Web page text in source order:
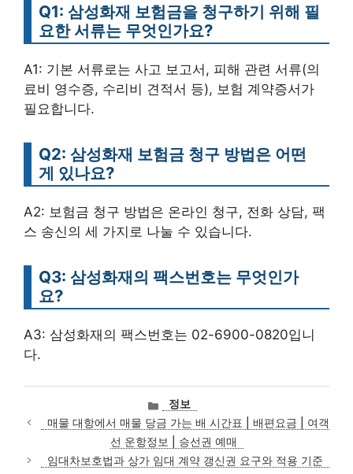
Q1: 삼성화재 보험금을 청구하기 위해 필
요한 서류는 무엇인가요?
A1: 기본 서류로는 사고 보고서, 피해 관련 서류(의
료비 영수증, 수리비 견적서 등), 보험 계약증서가
필요합니다.
Q2: 삼성화재 보험금 청구 방법은 어떤
게 있나요?
A2: 보험금 청구 방법은 온라인 청구, 전화 상담, 팩
스 송신의 세 가지로 나눌 수 있습니다.
Q3: 삼성화재의 팩스번호는 무엇인가
요?
A3: 삼성화재의 팩스번호는 02-6900-0820입니
다.
카
테
고
리
정보
매물 대항에서 매물 당금 가는 배 시간표 | 배편요금 | 여객
선 운항정보 | 승선권 예매
임대차보호법과 상가 임대 계약 갱신권 요구와 적용 기준